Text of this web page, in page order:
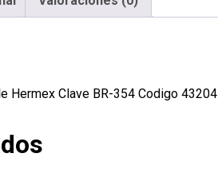
Hermex Clave BR-354 Codigo 43204